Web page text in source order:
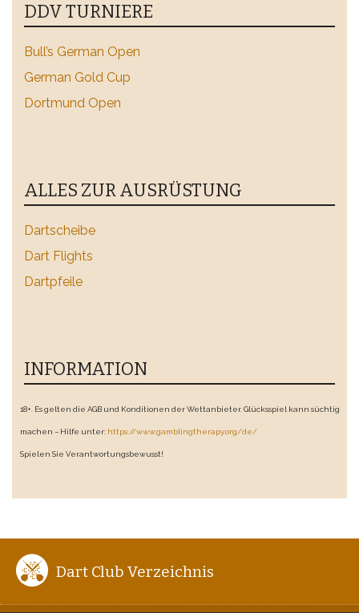
DDV TURNIERE
Bull’s German Open
German Gold Cup
Dortmund Open
ALLES ZUR AUSRÜSTUNG
Dartscheibe
Dart Flights
Dartpfeile
INFORMATION
18+. Es gelten die AGB und Konditionen der Wettanbieter. Glücksspiel kann süchtig
machen – Hilfe unter: https://www.gamblingtherapy.org/de/
Spielen Sie Verantwortungsbewusst!
Dart Club Verzeichnis